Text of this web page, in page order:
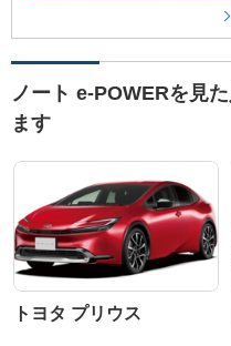
ノート e-POWERを見
ます
トヨタ プリウス